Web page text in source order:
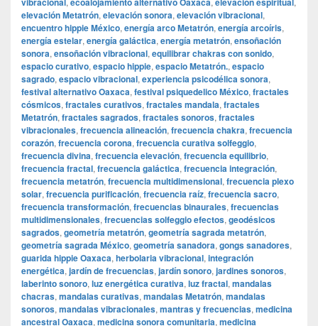
elevación Metatrón, elevación sonora, elevación vibracional,
encuentro hippie México, energía arco Metatrón, energía arcoíris,
energía estelar, energía galáctica, energía metatrón, ensoñación
sonora, ensoñación vibracional, equilibrar chakras con sonido,
espacio curativo, espacio hippie, espacio Metatrón., espacio
sagrado, espacio vibracional, experiencia psicodélica sonora,
festival alternativo Oaxaca, festival psiquedelico México, fractales
cósmicos, fractales curativos, fractales mandala, fractales
Metatrón, fractales sagrados, fractales sonoros, fractales
vibracionales, frecuencia alineación, frecuencia chakra, frecuencia
corazón, frecuencia corona, frecuencia curativa solfeggio,
frecuencia divina, frecuencia elevación, frecuencia equilibrio,
frecuencia fractal, frecuencia galáctica, frecuencia integración,
frecuencia metatrón, frecuencia multidimensional, frecuencia plexo
solar, frecuencia purificación, frecuencia raíz, frecuencia sacro,
frecuencia transformación, frecuencias binaurales, frecuencias
multidimensionales, frecuencias solfeggio efectos, geodésicos
sagrados, geometría metatrón, geometría sagrada metatrón,
geometría sagrada México, geometría sanadora, gongs sanadores,
guarida hippie Oaxaca, herbolaria vibracional, integración
energética, jardín de frecuencias, jardín sonoro, jardines sonoros,
laberinto sonoro, luz energética curativa, luz fractal, mandalas
chacras, mandalas curativas, mandalas Metatrón, mandalas
sonoros, mandalas vibracionales, mantras y frecuencias, medicina
ancestral Oaxaca, medicina sonora comunitaria, medicina